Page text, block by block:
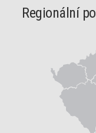
Regionální